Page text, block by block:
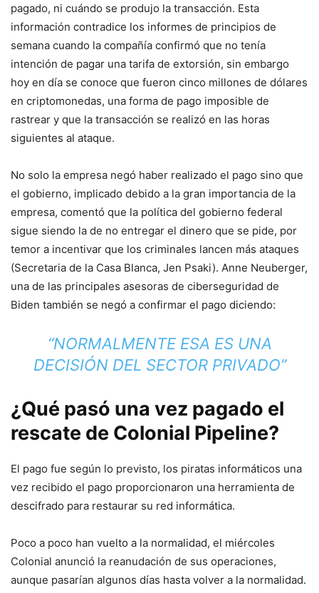
pagado, ni cuándo se produjo la transacción. Esta
información contradice los informes de principios de
semana cuando la compañía confirmó que no tenía
intención de pagar una tarifa de extorsión, sin embargo
hoy en día se conoce que fueron cinco millones de dólares
en criptomonedas, una forma de pago imposible de
rastrear y que la transacción se realizó en las horas
siguientes al ataque.
No solo la empresa negó haber realizado el pago sino que
el gobierno, implicado debido a la gran importancia de la
empresa, comentó que la política del gobierno federal
sigue siendo la de no entregar el dinero que se pide, por
temor a incentivar que los criminales lancen más ataques
(Secretaria de la Casa Blanca, Jen Psaki). Anne Neuberger,
una de las principales asesoras de ciberseguridad de
Biden también se negó a confirmar el pago diciendo:
“NORMALMENTE ESA ES UNA
DECISIÓN DEL SECTOR PRIVADO”
¿Qué pasó una vez pagado el
rescate de Colonial Pipeline?
El pago fue según lo previsto, los piratas informáticos una
vez recibido el pago proporcionaron una herramienta de
descifrado para restaurar su red informática.
Poco a poco han vuelto a la normalidad, el miércoles
Colonial anunció la reanudación de sus operaciones,
aunque pasarían algunos días hasta volver a la normalidad.